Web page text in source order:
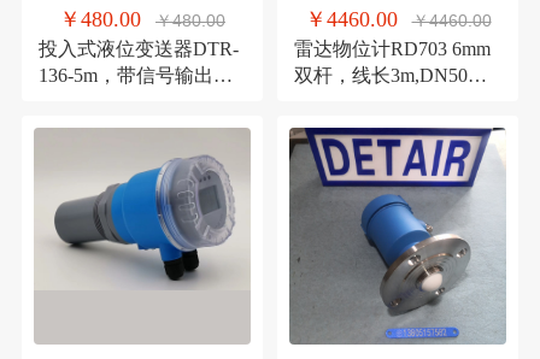
￥480.00 ￥480.00
投入式液位变送器DTR-
136-5m，带信号输出静
￥4460.00 ￥4460.00
雷达物位计RD703 6mm
双杆，线长3m,DN50不
计